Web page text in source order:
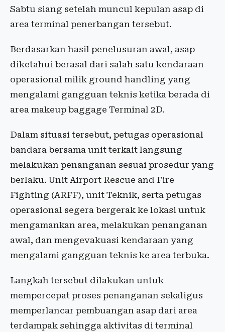
Sabtu siang setelah muncul kepulan asap di
area terminal penerbangan tersebut.
Berdasarkan hasil penelusuran awal, asap
diketahui berasal dari salah satu kendaraan
operasional milik ground handling yang
mengalami gangguan teknis ketika berada di
area makeup baggage Terminal 2D.
Dalam situasi tersebut, petugas operasional
bandara bersama unit terkait langsung
melakukan penanganan sesuai prosedur yang
berlaku. Unit Airport Rescue and Fire
Fighting (ARFF), unit Teknik, serta petugas
operasional segera bergerak ke lokasi untuk
mengamankan area, melakukan penanganan
awal, dan mengevakuasi kendaraan yang
mengalami gangguan teknis ke area terbuka.
Langkah tersebut dilakukan untuk
mempercepat proses penanganan sekaligus
memperlancar pembuangan asap dari area
terdampak sehingga aktivitas di terminal